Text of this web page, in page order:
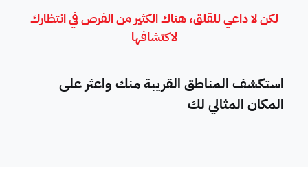
لكن لا داعي للقلق، هناك الكثير من الفرص في انتظارك
لاكتشافها
استكشف المناطق القريبة منك واعثر على
المكان المثالي لك